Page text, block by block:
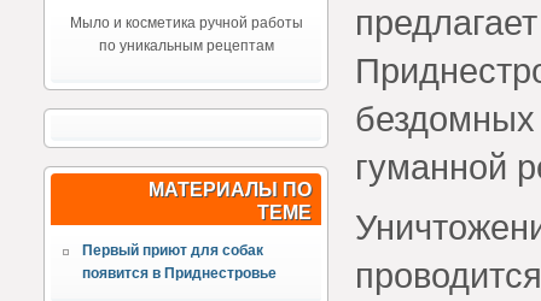
Мыло и косметика ручной работы
по уникальным рецептам
МАТЕРИАЛЫ ПО
ТЕМЕ
Первый приют для собак
появится в Приднестровье
гуманной